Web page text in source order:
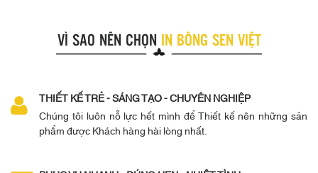
VÌ SAO NÊN CHỌN IN BÔNG SEN VIỆT
THIẾT KẾ TRẺ - SÁNG TẠO - CHUYÊN NGHIỆP
Chúng tôi luôn nỗ lực hết mình để Thiết kế nên những sản
phẩm được Khách hàng hài lòng nhất.